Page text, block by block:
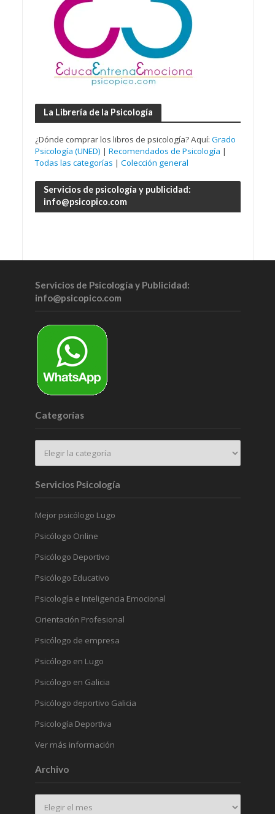
La Librería de la Psicología
¿Dónde comprar los libros de psicología? Aquí: Grado
Psicología (UNED) | Recomendados de Psicología |
Todas las categorías | Colección general
Servicios de psicología y publicidad:
info@psicopico.com
Servicios de Psicología y Publicidad:
info@psicopico.com
Categorías
Servicios Psicología
Mejor psicólogo Lugo
Psicólogo Online
Psicólogo Deportivo
Psicólogo Educativo
Psicología e Inteligencia Emocional
Orientación Profesional
Psicólogo de empresa
Psicólogo en Lugo
Psicólogo en Galicia
Psicólogo deportivo Galicia
Psicología Deportiva
Ver más información
Archivo
Archivo